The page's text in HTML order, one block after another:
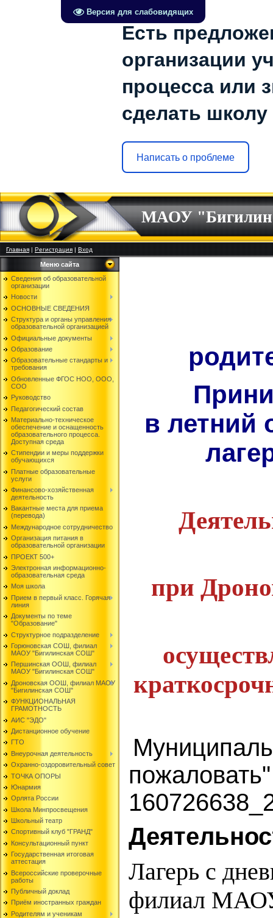
Версия для слабовидящих
Есть
организации
процесса или
сделать
Написать о проблеме
МАОУ
Главная|Регистрация|Вход
Меню сайта
Сведения об образовательной
организации
Новости
ОСНОВНЫЕ СВЕДЕНИЯ
Структура и органы управления
образовательной организацией
Официальные документы
Образование
Образовательные стандарты и
требования
Обновленные ФГОС НОО, ООО,
СОО
Руководство
Педагогический состав
Материально-техническое
обеспечение и оснащенность
образовательного процесса.
Доступная среда
Стипендии и меры поддержки
обучающихся
Платные образовательные
услуги
Финансово-хозяйственная
деятельность
Вакантные места для приема
(перевода)
Международное сотрудничество
Организация питания в
образовательной организации
ПРОЕКТ 500+
Электронная информационно-
образовательная среда
Моя школа
Прием в первый класс. Горячая
линия
Документы по теме
"Образование"
Структурное подразделение
Горюновская СОШ, филиал
МАОУ "Бигилинская СОШ"
Першинская ООШ, филиал
МАОУ "Бигилинская СОШ"
Дроновская ООШ, филиал МАОУ
"Бигилинская СОШ"
ФУНКЦИОНАЛЬНАЯ
ГРАМОТНОСТЬ
АИС "ЭДО"
Дистанционное обучение
ГТО
Внеурочная деятельность
Охранно-оздоровительный совет
ТОЧКА ОПОРЫ
Юнармия
Орлята России
Школа Минпросвещения
Школьный театр
Спортивный клуб "ГРАНД"
Консультационный пункт
Государственная итоговая
аттестация
Всероссийские проверочные
работы
Публичный доклад
Приём иностранных граждан
Родителям и ученикам
в летний
при
Лагерь с
филиал